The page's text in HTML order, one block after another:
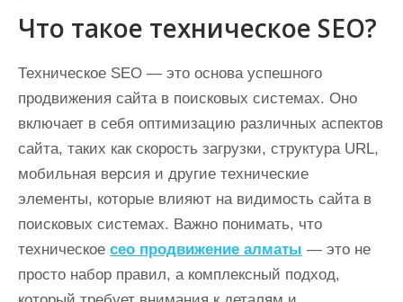
Что такое техническое SEO?
Техническое SEO — это основа успешного
продвижения сайта в поисковых системах. Оно
включает в себя оптимизацию различных аспектов
сайта, таких как скорость загрузки, структура URL,
мобильная версия и другие технические
элементы, которые влияют на видимость сайта в
поисковых системах. Важно понимать, что
техническое сео продвижение алматы — это не
просто набор правил, а комплексный подход,